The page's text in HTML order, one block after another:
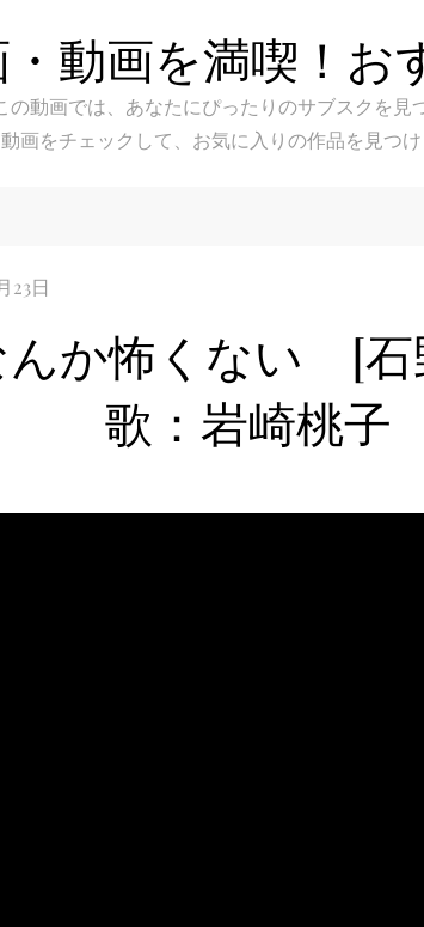
動画を満喫！お
動画では、あなたにぴったりのサブスクを見
画をチェックして、お気に入りの作品を見つけ
んか怖くない [石
歌：岩崎桃子
ス）
ス）